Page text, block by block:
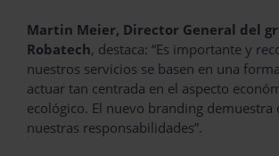
Martin Meier, Director General del
Robatech, destaca: “Es importante y
nuestros servicios se basen en una
actuar tan centrada en el aspecto
ecológico. El nuevo branding demuestra
nuestras responsabilidades”.